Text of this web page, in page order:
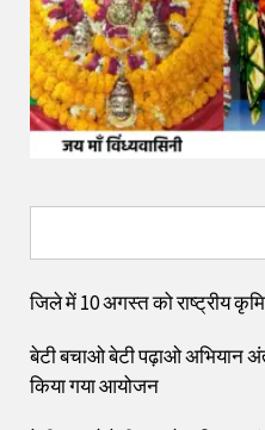
जिले में 10 अगस्त को राष्ट्रीय
बेटी बचाओ बेटी पढ़ाओ अभियान
किया गया आयोजन